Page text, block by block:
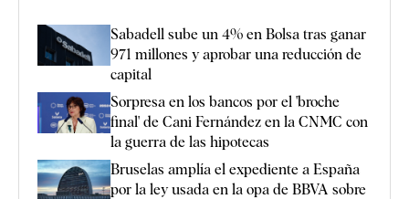
Sabadell sube un 4% en Bolsa tras ganar
971 millones y aprobar una reducción de
capital
Sorpresa en los bancos por el 'broche
final' de Cani Fernández en la CNMC con
la guerra de las hipotecas
Bruselas amplía el expediente a España
por la ley usada en la opa de BBVA sobre